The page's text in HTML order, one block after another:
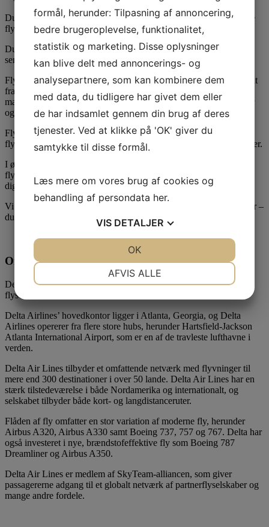
Du kan igangsætte din sag mod Delta Airlines ved at uploade dine
flybilletter på Flyadvokatens hjemmeside.
Du er også velkommen til at ringe til os telefon33 43 33 33
sende os en e-mail mail@flyadvokaten.com.
Flyadvokaten er et advokatfirma, og derved adskiller vi os markant
fra andre udbydere af hjælp til flykompensationskrav. Alligevel
matcher vores priser dem, du kan finde andre steder, og vi tilbyder
også NO CURE, NO PAY.
Flyadvokatens medarbejdere har mere end 10 års erfaring med
flykompensationssager, og har hjulpet mere end 150.000 passagerer.
I øvrigt er vi Danmark eneste advokatfirma, som har speciale i
flypassagerers rettigheder. Vi kender reglerne, og kan også hjælpe
dig med kompensation fra Delta Airlines.
Vi er 100 % dansk-ejet, og hos os er det mennesker – ikke robotter –
du taler med.
Om Delta Airlines
Delta Airlines, som blev grundlagt i 1924, er et af verdens ældste
flyselskaber.
Delta Airlines’ hovedkontor ligger i Atlanta, Georgia, og Delta
Airlines opererer fra flere store hubs, herunder Hartsfield-Jackson
Atlanta International Airport, som er en af de travleste lufthavne i
verden.
Delta Air Lines tilbyder et omfattende netværk med flyvninger til
mere end 300 destinationer i over 50 lande. Delta Air Lines har en
stærk tilstedeværelse i både Nordamerika og internationalt, og
selskabet tilbyder både kort- og langdistanceruter.
Flåden af fly omfatter en stor variation af moderne fly, herunder
Airbus A320, Airbus A330 samt Boeing 737, 757 og 767. Delta har
også investeret i nye, brændstofeffektive fly som Boeing 787
Dreamliner og Airbus A350.
Delta Air Lines er medlem af SkyTeam-alliancen, som giver
passagererne adgang til et globalt netværk af partnerflyselskaber og
mange andre fordele.
formål, herunder: Tilpasning af annoncering,
bedre brugeroplevelse, funktionalitet,
statistik og marketing. Disse oplysninger
kan blive delt med annoncerings- og
analysepartnere, som kan kombinere dem
med data, du tidligere har givet dem eller
de har indsamlet gennem din brug af deres
tjenester. Ved at klikke på 'OK' giver du
samtykke til disse formål.
Læs mere om vores brug af cookies og
behandling af persondata her.
VIS DETALJER
MARKETING STATISTIK
AFVIS ALLE
OK